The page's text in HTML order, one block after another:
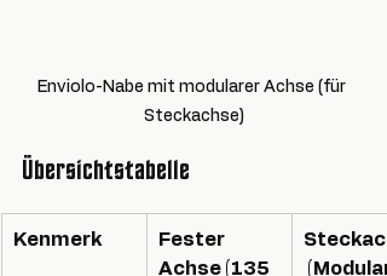
Enviolo-Nabe mit modularer Achse (für
Steckachse)
Übersichtstabelle
Kenmerk
Fester
Achse (135
(Modular